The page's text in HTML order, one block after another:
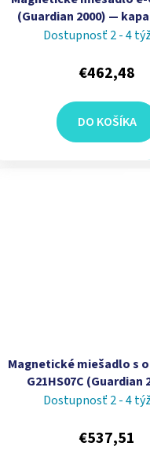
(Guardian 2000) —
veľkosť platne 4 × 4 in
Dostupnosť 2 - 4
€462,48
DO KOŠÍKA
Magnetické miešadlo s
G21HS07C (Guardian
kapacita 15 L, teplota
Dostupnosť 2 - 4
€537,51